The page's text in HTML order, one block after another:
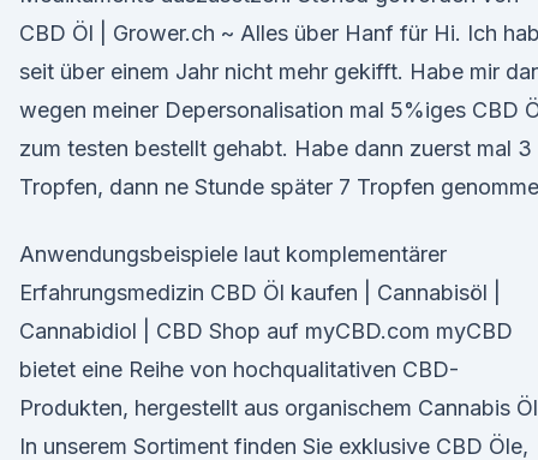
CBD Öl | Grower.ch ~ Alles über Hanf für Hi. Ich
seit über einem Jahr nicht mehr gekifft. Habe mir
wegen meiner Depersonalisation mal 5%iges CBD
zum testen bestellt gehabt. Habe dann zuerst mal 3
Tropfen, dann ne Stunde später 7 Tropfen
Anwendungsbeispiele laut komplementärer
Erfahrungsmedizin CBD Öl kaufen | Cannabisöl |
Cannabidiol | CBD Shop auf myCBD.com myCBD
bietet eine Reihe von hochqualitativen CBD-
Produkten, hergestellt aus organischem Cannabis
In unserem Sortiment finden Sie exklusive CBD Öle,